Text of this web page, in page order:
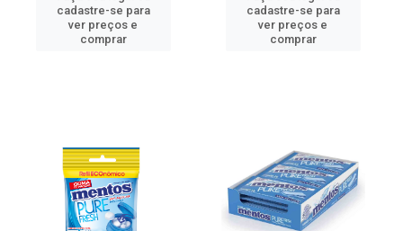
cadastre-se para
ver preços e
comprar
cadastre-se para
ver preços e
comprar